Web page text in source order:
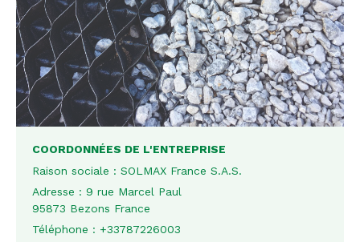
COORDONNÉES DE L'ENTREPRISE
Raison sociale : SOLMAX France S.A.S.
Adresse : 9 rue Marcel Paul
95873 Bezons France
Téléphone : +33787226003